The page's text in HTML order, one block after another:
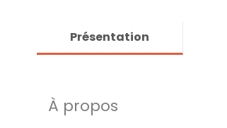
Présentation
À propos